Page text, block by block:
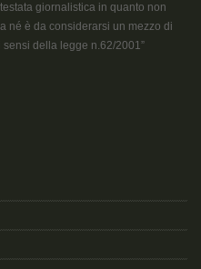
giornalistica in quanto non
né è da considerarsi un mezzo di
della legge n.62/2001”